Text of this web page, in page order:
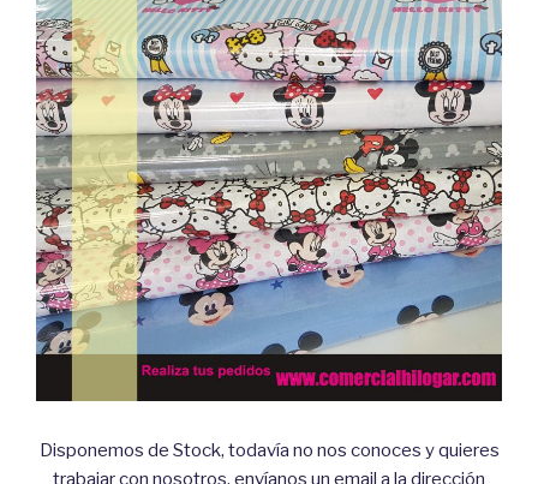
Disponemos de Stock, todavía no nos conoces y quieres
trabajar con nosotros, envíanos un email a la dirección